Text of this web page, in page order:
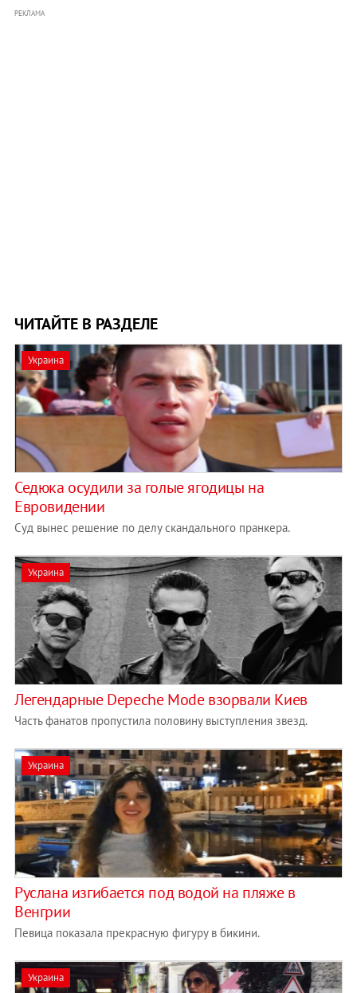
РЕКЛАМА
ЧИТАЙТЕ В РАЗДЕЛЕ
Украина
Седюка осудили за голые ягодицы на
Евровидении
Суд вынес решение по делу скандального пранкера.
Украина
Легендарные Depeche Mode взорвали Киев
Часть фанатов пропустила половину выступления звезд.
Украина
Руслана изгибается под водой на пляже в
Венгрии
Певица показала прекрасную фигуру в бикини.
Украина